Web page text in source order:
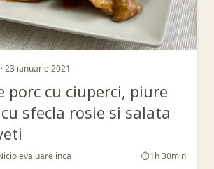
23 ianuarie 2021
porc cu ciuperci, piure
sfecla rosie si salata
evaluare inca ⏱1h 30min